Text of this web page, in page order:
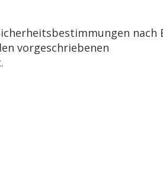
nach
vorgeschriebenen